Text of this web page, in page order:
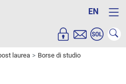
EN
laurea Borse di studio